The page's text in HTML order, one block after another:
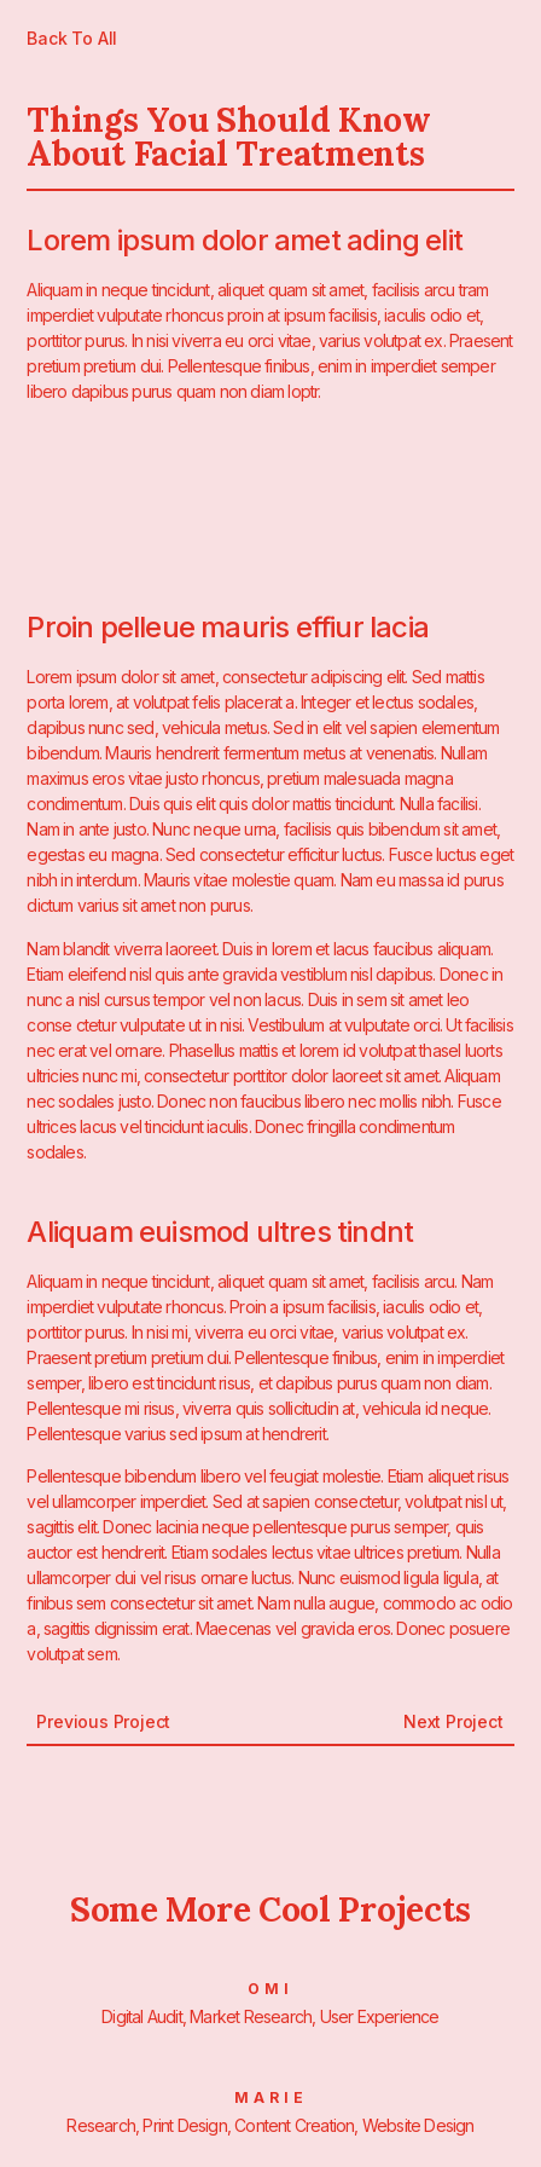
Back To All
Things You Should Know
About Facial Treatments
Lorem ipsum dolor amet ading elit
Aliquam in neque tincidunt, aliquet quam sit amet, facilisis arcu tram
imperdiet vulputate rhoncus proin at ipsum facilisis, iaculis odio et,
porttitor purus. In nisi viverra eu orci vitae, varius volutpat ex. Praesent
pretium pretium dui. Pellentesque finibus, enim in imperdiet semper
libero dapibus purus quam non diam loptr.
Proin pelleue mauris effiur lacia
Lorem ipsum dolor sit amet, consectetur adipiscing elit. Sed mattis
porta lorem, at volutpat felis placerat a. Integer et lectus sodales,
dapibus nunc sed, vehicula metus. Sed in elit vel sapien elementum
bibendum. Mauris hendrerit fermentum metus at venenatis. Nullam
maximus eros vitae justo rhoncus, pretium malesuada magna
condimentum. Duis quis elit quis dolor mattis tincidunt. Nulla facilisi.
Nam in ante justo. Nunc neque urna, facilisis quis bibendum sit amet,
egestas eu magna. Sed consectetur efficitur luctus. Fusce luctus eget
nibh in interdum. Mauris vitae molestie quam. Nam eu massa id purus
dictum varius sit amet non purus.
Nam blandit viverra laoreet. Duis in lorem et lacus faucibus aliquam.
Etiam eleifend nisl quis ante gravida vestiblum nisl dapibus. Donec in
nunc a nisl cursus tempor vel non lacus. Duis in sem sit amet leo
conse ctetur vulputate ut in nisi. Vestibulum at vulputate orci. Ut facilisis
nec erat vel ornare. Phasellus mattis et lorem id volutpat thasel luorts
ultricies nunc mi, consectetur porttitor dolor laoreet sit amet. Aliquam
nec sodales justo. Donec non faucibus libero nec mollis nibh. Fusce
ultrices lacus vel tincidunt iaculis. Donec fringilla condimentum
sodales.
Aliquam euismod ultres tindnt
Aliquam in neque tincidunt, aliquet quam sit amet, facilisis arcu. Nam
imperdiet vulputate rhoncus. Proin a ipsum facilisis, iaculis odio et,
porttitor purus. In nisi mi, viverra eu orci vitae, varius volutpat ex.
Praesent pretium pretium dui. Pellentesque finibus, enim in imperdiet
semper, libero est tincidunt risus, et dapibus purus quam non diam.
Pellentesque mi risus, viverra quis sollicitudin at, vehicula id neque.
Pellentesque varius sed ipsum at hendrerit.
Pellentesque bibendum libero vel feugiat molestie. Etiam aliquet risus
vel ullamcorper imperdiet. Sed at sapien consectetur, volutpat nisl ut,
sagittis elit. Donec lacinia neque pellentesque purus semper, quis
auctor est hendrerit. Etiam sodales lectus vitae ultrices pretium. Nulla
ullamcorper dui vel risus ornare luctus. Nunc euismod ligula ligula, at
finibus sem consectetur sit amet. Nam nulla augue, commodo ac odio
a, sagittis dignissim erat. Maecenas vel gravida eros. Donec posuere
volutpat sem.
Previous Project Next Project
Some More Cool Projects
OMI
Digital Audit, Market Research, User Experience
MARIE
Research, Print Design, Content Creation, Website Design